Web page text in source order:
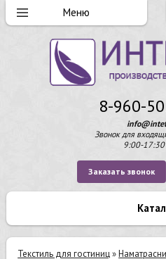
8-960-
Звонок для
9:00-17:30
Заказать звонок
Текстиль для гостиниц»